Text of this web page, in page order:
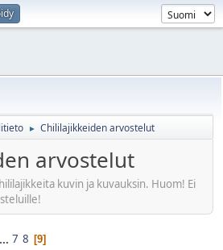
► Chililajikkeiden arvostelut
arvostelut
kuvin ja kuvauksin. Huom! Ei
... 7 8 9